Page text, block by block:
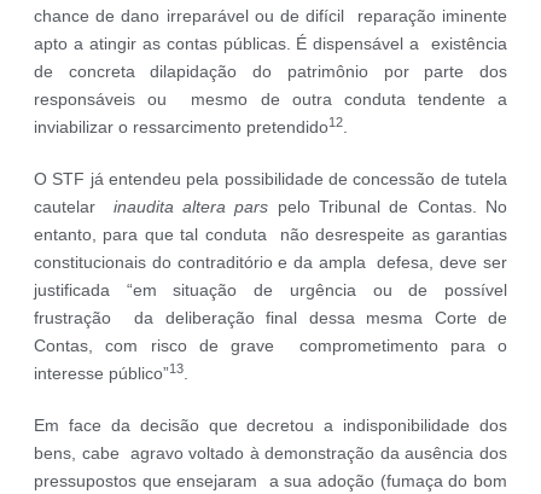
chance de dano irreparável ou de difícil reparação iminente
apto a atingir as contas públicas. É dispensável a existência
de concreta dilapidação do patrimônio por parte dos
responsáveis ou mesmo de outra conduta tendente a
inviabilizar o ressarcimento pretendido12.
O STF já entendeu pela possibilidade de concessão de tutela
cautelar inaudita altera pars pelo Tribunal de Contas. No
entanto, para que tal conduta não desrespeite as garantias
constitucionais do contraditório e da ampla defesa, deve ser
justificada “em situação de urgência ou de possível
frustração da deliberação final dessa mesma Corte de
Contas, com risco de grave comprometimento para o
interesse público”13.
Em face da decisão que decretou a indisponibilidade dos
bens, cabe agravo voltado à demonstração da ausência dos
pressupostos que ensejaram a sua adoção (fumaça do bom